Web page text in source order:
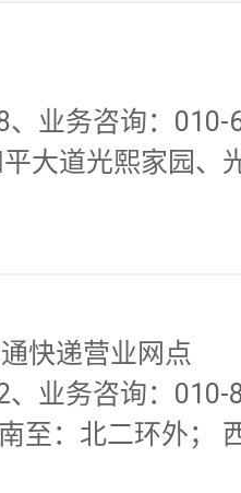
业务咨询：010-
大道光熙家园
快递营业网点
业务咨询：
至：北二环外；